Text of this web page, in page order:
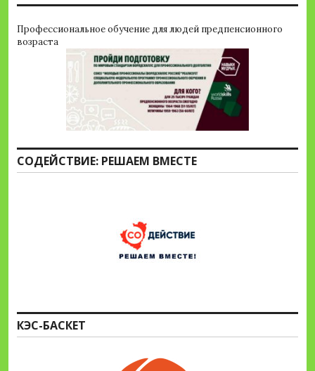
Профессиональное обучение для людей предпенсионного
возраста
СОДЕЙСТВИЕ: РЕШАЕМ ВМЕСТЕ
КЭС-БАСКЕТ